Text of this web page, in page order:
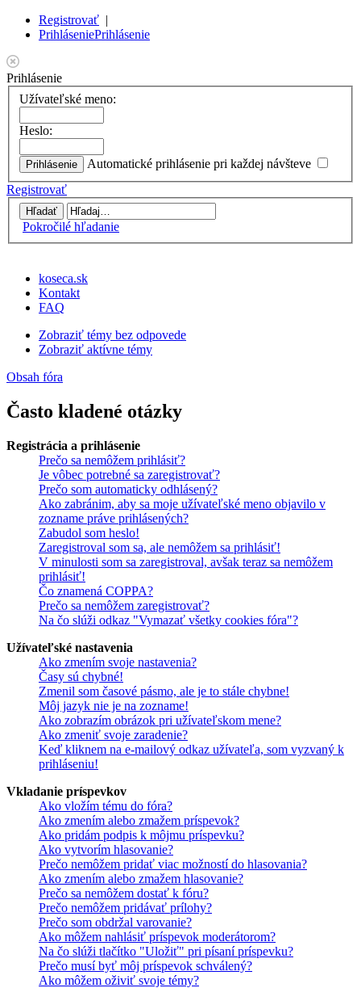
Registrovať |
PrihláseniePrihlásenie
Prihlásenie
Užívateľské meno:
Heslo:
Automatické prihlásenie pri každej návšteve
Registrovať
Pokročilé hľadanie
koseca.sk
Kontakt
FAQ
Zobraziť témy bez odpovede
Zobraziť aktívne témy
Obsah fóra
Často kladené otázky
Registrácia a prihlásenie
Prečo sa nemôžem prihlásiť?
Je vôbec potrebné sa zaregistrovať?
Prečo som automaticky odhlásený?
Ako zabránim, aby sa moje užívateľské meno objavilo v
zozname práve prihlásených?
Zabudol som heslo!
Zaregistroval som sa, ale nemôžem sa prihlásiť!
V minulosti som sa zaregistroval, avšak teraz sa nemôžem
prihlásiť!
Čo znamená COPPA?
Prečo sa nemôžem zaregistrovať?
Na čo slúži odkaz "Vymazať všetky cookies fóra"?
Užívateľské nastavenia
Ako zmením svoje nastavenia?
Časy sú chybné!
Zmenil som časové pásmo, ale je to stále chybne!
Môj jazyk nie je na zozname!
Ako zobrazím obrázok pri užívateľskom mene?
Ako zmeniť svoje zaradenie?
Keď kliknem na e-mailový odkaz užívateľa, som vyzvaný k
prihláseniu!
Vkladanie príspevkov
Ako vložím tému do fóra?
Ako zmením alebo zmažem príspevok?
Ako pridám podpis k môjmu príspevku?
Ako vytvorím hlasovanie?
Prečo nemôžem pridať viac možností do hlasovania?
Ako zmením alebo zmažem hlasovanie?
Prečo sa nemôžem dostať k fóru?
Prečo nemôžem pridávať prílohy?
Prečo som obdržal varovanie?
Ako môžem nahlásiť príspevok moderátorom?
Na čo slúži tlačítko "Uložiť" pri písaní príspevku?
Prečo musí byť môj príspevok schválený?
Ako môžem oživiť svoje témy?